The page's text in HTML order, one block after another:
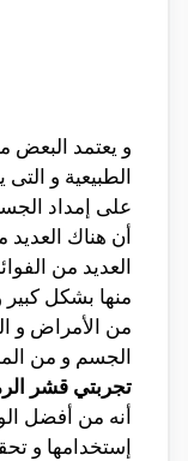
و يعتمد البعض
الطبيعية و
على إمداد
أن هناك
العديد من
منها بشكل
من الأمراض و
الجسم و من
تجربتي قشر
أنه من أفضل
إستخدامها و